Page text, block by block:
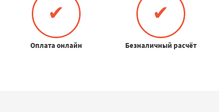
✔
Оплата онлайн
✔
Безналичный расчёт